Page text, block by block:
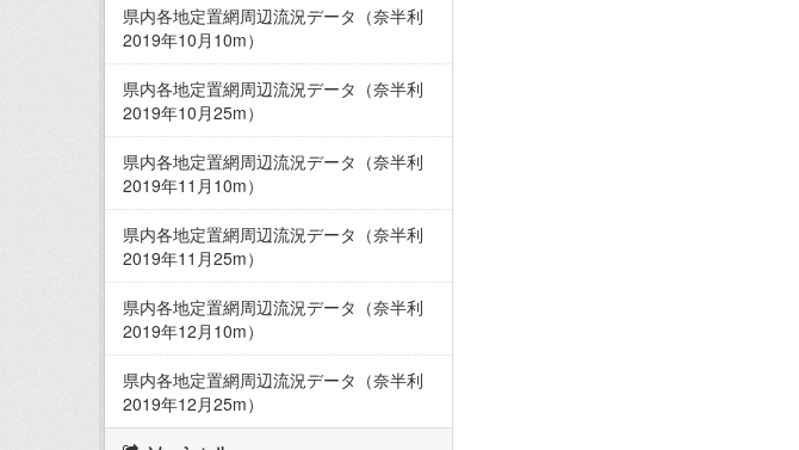
県内各地定置網周辺流況データ（奈半利
2019年10月10m）
県内各地定置網周辺流況データ（奈半利
2019年10月25m）
県内各地定置網周辺流況データ（奈半利
2019年11月10m）
県内各地定置網周辺流況データ（奈半利
2019年11月25m）
県内各地定置網周辺流況データ（奈半利
2019年12月10m）
県内各地定置網周辺流況データ（奈半利
2019年12月25m）